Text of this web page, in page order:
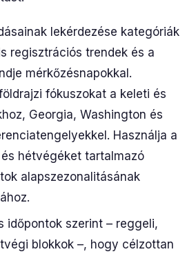
lekérdezése kategóriák
regisztrációs trendek és a
mérkőzésnapokkal.
fókuszokat a keleti és
Georgia, Washington és
Használja a
hétvégéket tartalmazó
alapszezonalitásának
időpontok szerint – reggeli,
blokkok –, hogy célzottan